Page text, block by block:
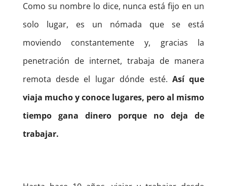
Como su nombre lo dice, nunca está fijo en un
solo lugar, es un nómada que se está
moviendo constantemente y, gracias la
penetración de internet, trabaja de manera
remota desde el lugar dónde esté. Así que
viaja mucho y conoce lugares, pero al mismo
tiempo gana dinero porque no deja de
trabajar.